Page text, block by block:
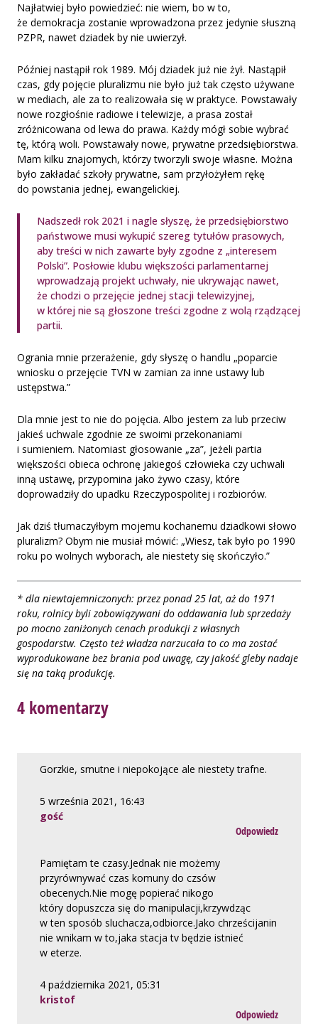
Najłatwiej było powiedzieć: nie wiem, bo w to,
że demokracja zostanie wprowadzona przez jedynie słuszną
PZPR, nawet dziadek by nie uwierzył.
Później nastąpił rok 1989. Mój dziadek już nie żył. Nastąpił
czas, gdy pojęcie pluralizmu nie było już tak często używane
w mediach, ale za to realizowała się w praktyce. Powstawały
nowe rozgłośnie radiowe i telewizje, a prasa został
zróżnicowana od lewa do prawa. Każdy mógł sobie wybrać
tę, którą woli. Powstawały nowe, prywatne przedsiębiorstwa.
Mam kilku znajomych, którzy tworzyli swoje własne. Można
było zakładać szkoły prywatne, sam przyłożyłem rękę
do powstania jednej, ewangelickiej.
Nadszedł rok 2021 i nagle słyszę, że przedsiębiorstwo
państwowe musi wykupić szereg tytułów prasowych,
aby treści w nich zawarte były zgodne z „interesem
Polski”. Posłowie klubu większości parlamentarnej
wprowadzają projekt uchwały, nie ukrywając nawet,
że chodzi o przejęcie jednej stacji telewizyjnej,
w której nie są głoszone treści zgodne z wolą rządzącej
partii.
Ogrania mnie przerażenie, gdy słyszę o handlu „poparcie
wniosku o przejęcie TVN w zamian za inne ustawy lub
ustępstwa.”
Dla mnie jest to nie do pojęcia. Albo jestem za lub przeciw
jakieś uchwale zgodnie ze swoimi przekonaniami
i sumieniem. Natomiast głosowanie „za”, jeżeli partia
większości obieca ochronę jakiegoś człowieka czy uchwali
inną ustawę, przypomina jako żywo czasy, które
doprowadziły do upadku Rzeczypospolitej i rozbiorów.
Jak dziś tłumaczyłbym mojemu kochanemu dziadkowi słowo
pluralizm? Obym nie musiał mówić: „Wiesz, tak było po 1990
roku po wolnych wyborach, ale niestety się skończyło.”
* dla niewtajemniczonych: przez ponad 25 lat, aż do 1971
roku, rolnicy byli zobowiązywani do oddawania lub sprzedaży
po mocno zaniżonych cenach produkcji z własnych
gospodarstw. Często też władza narzucała to co ma zostać
wyprodukowane bez brania pod uwagę, czy jakość gleby nadaje
się na taką produkcję.
4 komentarzy
Gorzkie, smutne i niepokojące ale niestety trafne.
5 września 2021, 16:43
gość
Odpowiedz
Pamiętam te czasy.Jednak nie możemy
przyrównywać czas komuny do czsów
obecenych.Nie mogę popierać nikogo
który dopuszcza się do manipulacji,krzywdząc
w ten sposób sluchacza,odbiorce.Jako chrześcijanin
nie wnikam w to,jaka stacja tv będzie istnieć
w eterze.
4 października 2021, 05:31
kristof
Odpowiedz